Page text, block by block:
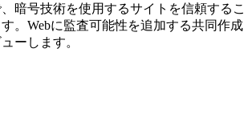
暗号技術を使用するサイトを信頼するこ
。Webに監査可能性を追加する共同作成
ーします。